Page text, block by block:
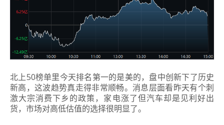
北上50榜单里今天排名第一的是美的，盘中创新下了历史
新高，这波趋势真走得非常顺畅。 消息层面看昨天有个刺
激大宗消费下乡的政策，家电涨了但汽车却是见利好出
货，市场对高低估值的选择很明显了。